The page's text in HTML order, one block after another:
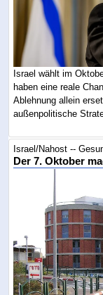
Israel wählt im
haben eine reale
Ablehnung allein
außenpolitische
Israel/Nahost --
Der 7. Oktober